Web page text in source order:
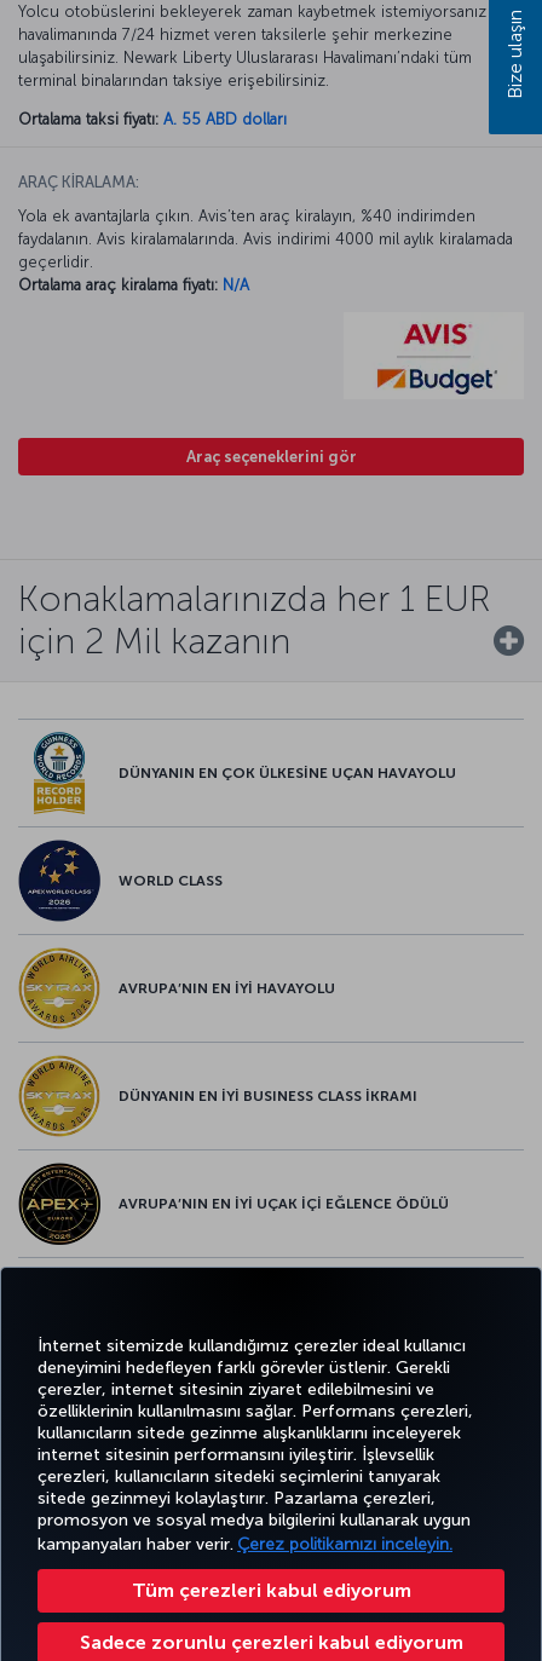
İnternet sitemizde kullandığımız çerezler ideal kullanıcı
deneyimini hedefleyen farklı görevler üstlenir. Gerekli
çerezler, internet sitesinin ziyaret edilebilmesini ve
özelliklerinin kullanılmasını sağlar. Performans çerezleri,
kullanıcıların sitede gezinme alışkanlıklarını inceleyerek
internet sitesinin performansını iyileştirir. İşlevsellik
çerezleri, kullanıcıların sitedeki seçimlerini tanıyarak
sitede gezinmeyi kolaylaştırır. Pazarlama çerezleri,
promosyon ve sosyal medya bilgilerini kullanarak uygun
kampanyaları haber verir. Çerez politikamızı inceleyin.
Tüm çerezleri kabul ediyorum
Sadece zorunlu çerezleri kabul ediyorum
Yolcu otobüslerini bekleyerek zaman kaybetmek istemiyorsanız
havalimanında 7/24 hizmet veren taksilerle şehir merkezine
ulaşabilirsiniz. Newark Liberty Uluslararası Havalimanı’ndaki tüm
terminal binalarından taksiye erişebilirsiniz.
Ortalama taksi fiyatı: A. 55 ABD dolları
ARAÇ KİRALAMA:
Yola ek avantajlarla çıkın. Avis’ten araç kiralayın, %40 indirimden
faydalanın. Avis kiralamalarında. Avis indirimi 4000 mil aylık kiralamada
geçerlidir.
Ortalama araç kiralama fiyatı: N/A
Araç seçeneklerini gör
Konaklamalarınızda her 1 EUR
için 2 Mil kazanın
DÜNYANIN EN ÇOK ÜLKESİNE UÇAN HAVAYOLU
WORLD CLASS
AVRUPA’NIN EN İYİ HAVAYOLU
DÜNYANIN EN İYİ BUSINESS CLASS İKRAMI
AVRUPA’NIN EN İYİ UÇAK İÇİ EĞLENCE ÖDÜLÜ
TwitterFacebook
Instagram
YoutubeLinkedIn
TiktokBlogPinterest
BİLET
AL VE
YÖNET
DENEYİM
FIRSATLAR
VE UÇUŞ
NOKTALARI
YARDIM MILES&SMILES
Bilgi Toplumu Hizmetleri Erişilebilirlik Gizlilik ve Çerez Politikası Yasal Uyarı Yolcu Hakları
Çerez Ayarlarını Değiştir
Bize ulaşın